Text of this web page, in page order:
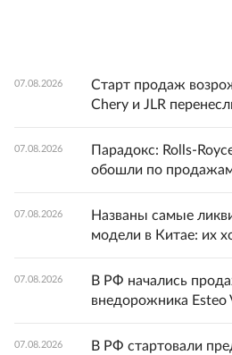
07.08.2026
Старт продаж
Chery и JLR
07.08.2026
Парадокс: Rolls-
обошли по
07.08.2026
Названы самые
модели в Китае: их
07.08.2026
В РФ начались
внедорожника Esteo
07.08.2026 В РФ стартовали